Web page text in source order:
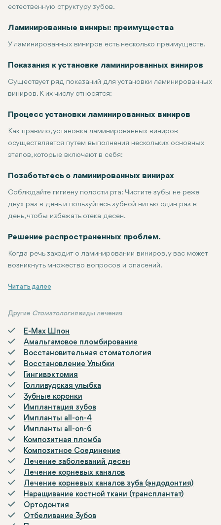
естественную структуру зубов.
Ламинированные виниры: преимущества
У ламинированных виниров есть несколько преимуществ.
Естественный внешний вид: Ламинированные виниры очень
Устойчивость к пятнам: Ламинированные фарфоровые
Долговечность: При правильном уходе ламинированные
Малоинвазивность: Процедура требует минимального
Показания к установке ламинированных виниров
Существует ряд показаний для установки ламинированных
виниров. К их числу относятся:
Изменение цвета: При старении, курении или по какой-
Сколы и трещины: Эти виниры, как правило, хорошо
Небольшое смещение коронок: Ламинированные виниры
Небольшие промежутки между зубами можно закрыть
Процесс установки ламинированных виниров
Как правило, установка ламинированных виниров
осуществляется путем выполнения нескольких основных
этапов, которые включают в себя:
Первичная консультация: Стоматолог осмотрит ваши зубы и
Подготовка: По показаниям стоматолог слегка подготовит
Временные виниры: Стоматолог изготовит временные
Окончательная установка: После того, как ваш винир будет
Позаботьтесь о ламинированных винирах
Соблюдайте гигиену полости рта: Чистите зубы не реже
двух раз в день и пользуйтесь зубной нитью один раз в
день, чтобы избежать отека десен.
Избегайте твердых или липких продуктов: они могут
Регулярные визиты к стоматологу: Посещение стоматолога
Решение распространенных проблем.
Когда речь заходит о ламинировании виниров, у вас может
возникнуть множество вопросов и опасений.
Болезненна ли процедура?: Это редко бывает болезненным,
Как долго они держатся?: При хорошем уходе
Можно ли отбелить виниры?: Несмотря на то, что
Ламинированные виниры - это прекрасная возможность для
Другие Стоматологиявиды лечения
E-Max Шпон
Амальгамовое пломбирование
Восстановительная стоматология
Восстановление Улыбки
Гингивэктомия
Голливудская улыбка
Зубные коронки
Имплантация зубов
Импланты all-on-4
Импланты all-on-6
Композитная пломба
Композитное Соединение
Лечение заболеваний десен
Лечение корневых каналов
Лечение корневых каналов зуба (эндодонтия)
Наращивание костной ткани (трансплантат)
Ортодонтия
Отбеливание Зубов